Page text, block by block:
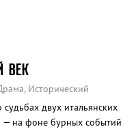
ВЕК
Исторический
двух итальянских
— на фоне бурных событий